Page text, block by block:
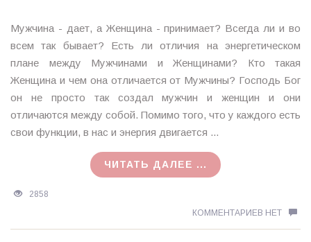
Мужчина - дает, а Женщина - принимает? Всегда ли и во
всем так бывает? Есть ли отличия на энергетическом
плане между Мужчинами и Женщинами? Кто такая
Женщина и чем она отличается от Мужчины? Господь Бог
он не просто так создал мужчин и женщин и они
отличаются между собой. Помимо того, что у каждого есть
свои функции, в нас и энергия двигается ...
ЧИТАТЬ ДАЛЕЕ ...
2858
КОММЕНТАРИЕВ НЕТ